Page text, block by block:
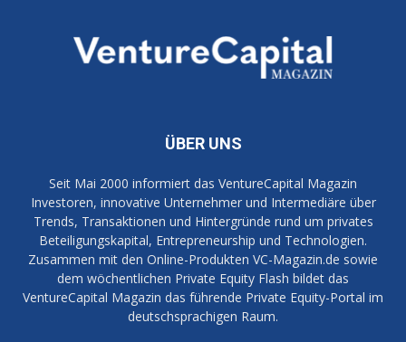
ÜBER UNS
Seit Mai 2000 informiert das VentureCapital Magazin
Investoren, innovative Unternehmer und Intermediäre über
Trends, Transaktionen und Hintergründe rund um privates
Beteiligungskapital, Entrepreneurship und Technologien.
Zusammen mit den Online-Produkten VC-Magazin.de sowie
dem wöchentlichen Private Equity Flash bildet das
VentureCapital Magazin das führende Private Equity-Portal im
deutschsprachigen Raum.